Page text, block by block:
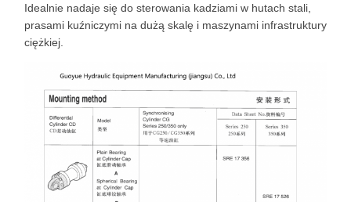
Idealnie nadaje się do sterowania kadziami w hutach stali,
prasami kuźniczymi na dużą skalę i maszynami infrastruktury
ciężkiej.